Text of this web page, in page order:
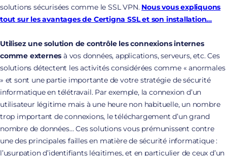
solutions sécurisées comme le SSL VPN. Nous vous expliquons
tout sur les avantages de Certigna SSL et son installation…
Utilisez une solution de contrôle les connexions internes
comme externesà vos données, applications, serveurs, etc. Ces
solutions détectent les activités considérées comme « anormales
» et sont une partie importante de votre stratégie de sécurité
informatique en télétravail. Par exemple, la connexion d’un
utilisateur légitime mais à une heure non habituelle, un nombre
trop important de connexions, le téléchargement d’un grand
nombre de données… Ces solutions vous prémunissent contre
une des principales failles en matière de sécurité informatique :
l’usurpation d’identifiants légitimes, et en particulier de ceux d’un